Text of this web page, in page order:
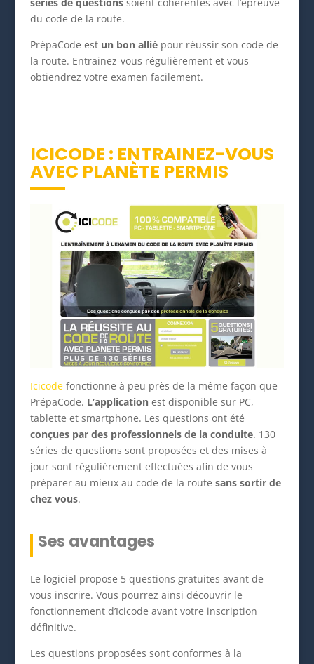
du code de la route.
PrépaCode est un bon alliépour réussir son code de
la route. Entrainez-vous régulièrement et vous
obtiendrez votre examen facilement.
ICICODE : ENTRAINEZ-VOUS
AVEC PLANÈTE PERMIS
Icicodefonctionne à peu près de la même façon que
PrépaCode. L’applicationest disponible sur PC,
tablette et smartphone. Les questions ont été
conçues par des professionnels de la conduite. 130
séries de questions sont proposées et des mises à
jour sont régulièrement effectuées afin de vous
préparer au mieux au code de la route sans sortir de
chez vous.
Ses avantages
Le logiciel propose 5 questions gratuites avant de
vous inscrire. Vous pourrez ainsi découvrir le
fonctionnement d’Icicode avant votre inscription
définitive.
Les questions proposées sont conformes à la